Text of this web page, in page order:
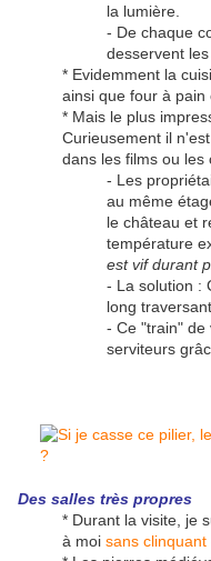
la lumière.
- De chaque
desservent
* Evidemment la
ainsi que four à pain
* Mais le plus
Curieusement il
dans les films ou les
- Les
au même
le château et
température
est vif durant
- La solution :
long
- Ce "train" de
serviteurs
Des salles très propres
* Durant la visite, je
à moi sans